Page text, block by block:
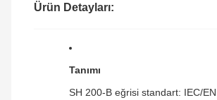
Ürün Detayları:
Tanımı
SH 200-B eğrisi standart: IEC/